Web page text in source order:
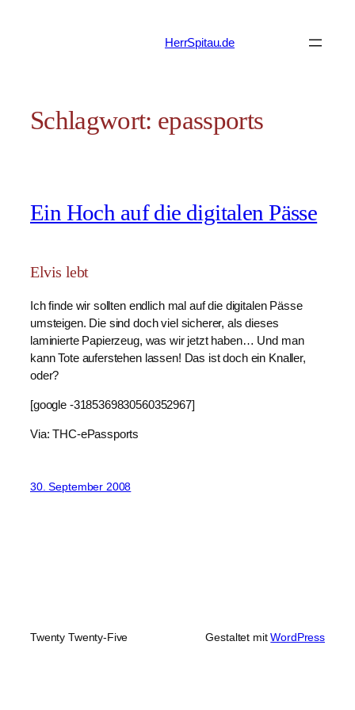
HerrSpitau.de
Schlagwort: epassports
Ein Hoch auf die digitalen Pässe
Elvis lebt
Ich finde wir sollten endlich mal auf die digitalen Pässe
umsteigen. Die sind doch viel sicherer, als dieses
laminierte Papierzeug, was wir jetzt haben… Und man
kann Tote auferstehen lassen! Das ist doch ein Knaller,
oder?
[google -3185369830560352967]
Via: THC-ePassports
30. September 2008
Twenty Twenty-Five Gestaltet mitWordPress